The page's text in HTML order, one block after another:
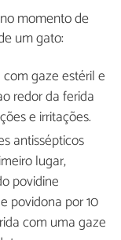
momento de
um gato:
gaze estéril e
redor da ferida
e irritações.
antissépticos
lugar,
povidine
povidona por 10
com uma gaze